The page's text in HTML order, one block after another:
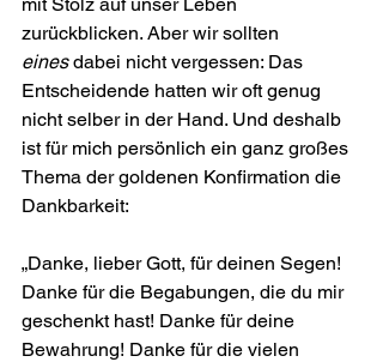
zurückblicken. Aber wir sollten
eines dabei nicht vergessen: Das
Entscheiden­de hatten wir oft genug
nicht selber in der Hand. Und deshalb
ist für mich persönlich ein ganz großes
Thema der goldenen Konfirmation die
Dankbarkeit:
„Danke, lieber Gott, für deinen Segen!
Danke für die Begabungen, die du mir
geschenkt hast! Danke für deine
Bewahrung! Danke für die vielen